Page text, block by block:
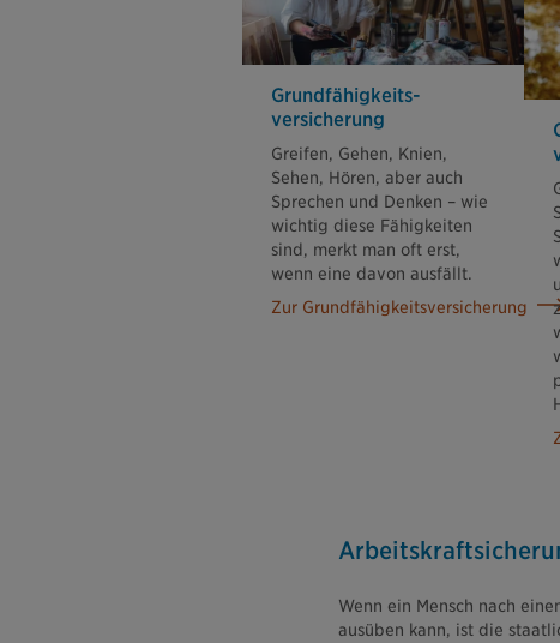
Grundfähigkeits­
versicherung
Greifen, Gehen, Knien,
Sehen, Hören, aber auch
Sprechen und Denken – wie
wichtig diese Fähigkeiten
sind, merkt man oft erst,
wenn eine davon ausfällt.
Zur Grundfähigkeitsversicherung
Wenn ein Mensch nach
ausüben kann, ist die